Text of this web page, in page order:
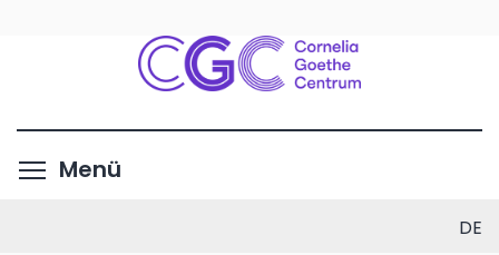
Inhalt
Menü
DE